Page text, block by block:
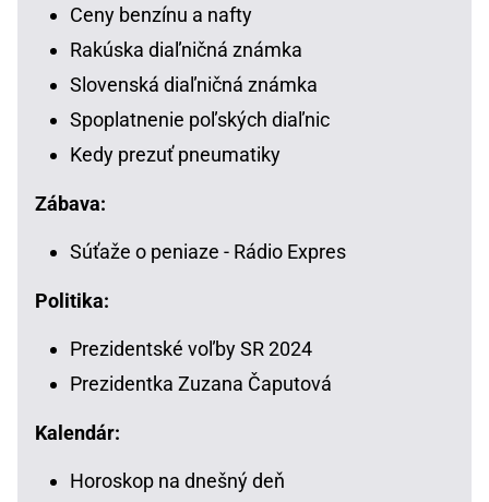
Ceny benzínu a nafty
Rakúska diaľničná známka
Slovenská diaľničná známka
Spoplatnenie poľských diaľnic
Kedy prezuť pneumatiky
Zábava:
Súťaže o peniaze - Rádio Expres
Politika:
Prezidentské voľby SR 2024
Prezidentka Zuzana Čaputová
Kalendár:
Horoskop na dnešný deň